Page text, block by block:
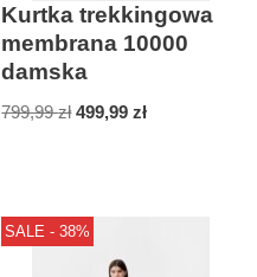
Kurtka trekkingowa
membrana 10000
damska
799,99zł 499,99zł
SALE - 38%